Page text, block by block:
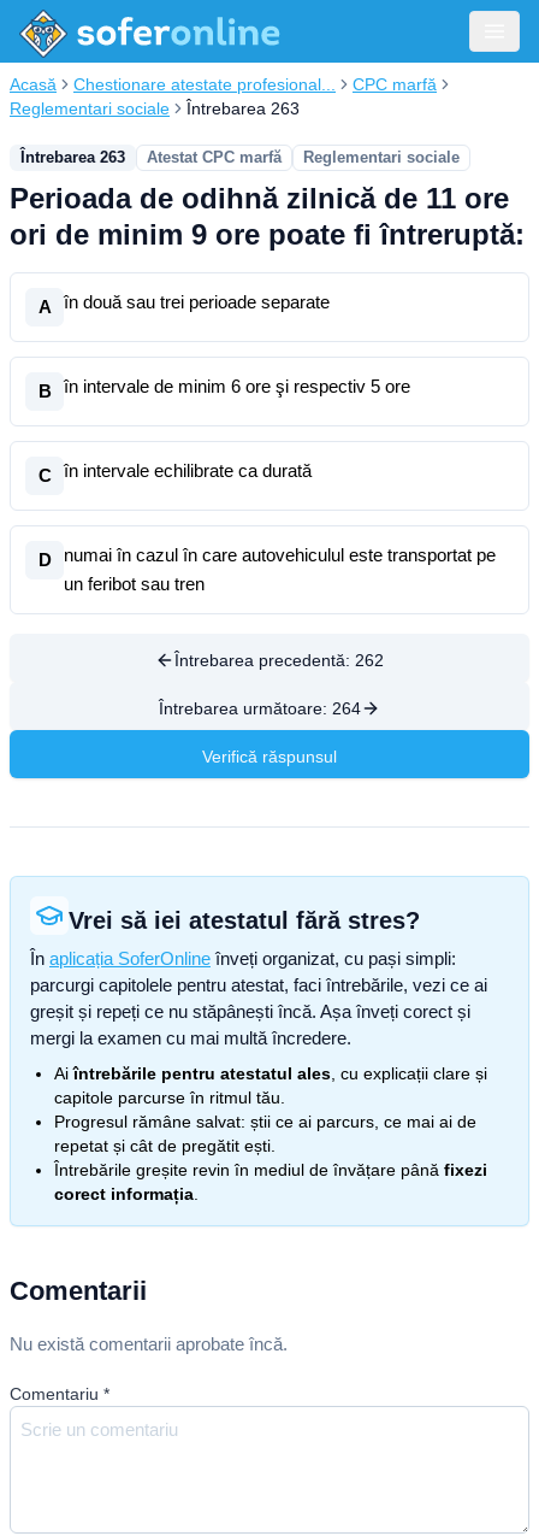
Acasă Chestionare atestate profesional...
CPC marfă
Reglementari sociale
Întrebarea 263
Întrebarea 263 Atestat CPC marfă Reglementari sociale
Perioada de odihnă zilnică de 11 ore
ori de minim 9 ore poate fi întreruptă:
A în două sau trei perioade separate
B în intervale de minim 6 ore şi respectiv 5 ore
C în intervale echilibrate ca durată
D
numai în cazul în care autovehiculul este transportat pe
un feribot sau tren
Întrebarea precedentă: 262
Întrebarea următoare: 264
Verifică răspunsul
Vrei să iei atestatul fără stres?
În aplicația SoferOnline înveți organizat, cu pași simpli:
parcurgi capitolele pentru atestat, faci întrebările, vezi ce ai
greșit și repeți ce nu stăpânești încă. Așa înveți corect și
mergi la examen cu mai multă încredere.
Aiîntrebările pentru atestatul ales , cu explicații clare și
capitole parcurse în ritmul tău.
Progresul rămâne salvat: știi ce ai parcurs, ce mai ai de
repetat și cât de pregătit ești.
Întrebările greșite revin în mediul de învățare până fixezi
corect informația
Comentarii
Nu există comentarii aprobate încă.
Comentariu *